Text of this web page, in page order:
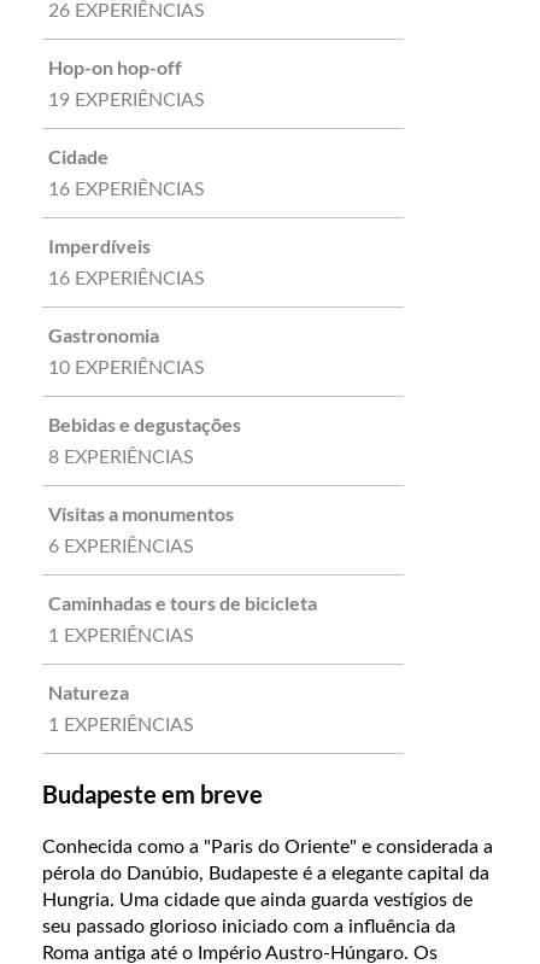
26 EXPERIÊNCIAS
Hop-on hop-off
19 EXPERIÊNCIAS
Cidade
16 EXPERIÊNCIAS
Imperdíveis
16 EXPERIÊNCIAS
Gastronomia
10 EXPERIÊNCIAS
Bebidas e degustações
8 EXPERIÊNCIAS
Visitas a monumentos
6 EXPERIÊNCIAS
Caminhadas e tours de bicicleta
1 EXPERIÊNCIAS
Natureza
1 EXPERIÊNCIAS
Budapeste em breve
Conhecida como a "Paris do Oriente" e considerada a
pérola do Danúbio, Budapeste é a elegante capital da
Hungria. Uma cidade que ainda guarda vestígios de
seu passado glorioso iniciado com a influência da
Roma antiga até o Império Austro-Húngaro. Os